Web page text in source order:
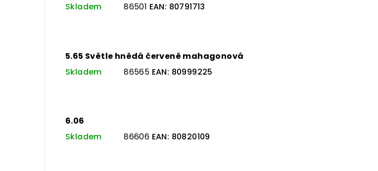
Skladem
86501 EAN: 80791713
5.65 Světle hnědá červeně mahagonová
Skladem
86565 EAN: 80999225
6.06
Skladem
86606 EAN: 80820109